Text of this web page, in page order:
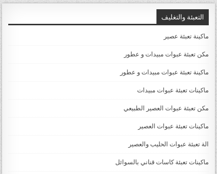
التعبئة والتغليف
ماكينة تعبئة عصير
مكن تعبئة عبوات مبيدات و عطور
ماكينة تعبئة عبوات مبيدات و عطور
ماكينات تعبئة عبوات مبيدات
مكن تعبئة عبوات العصير الطبيعي
ماكينات تعبئة عبوات العصير
الة تعبئة عبوات الحليب والعصير
ماكينات تعبئة كاسات قناني بالسوائل